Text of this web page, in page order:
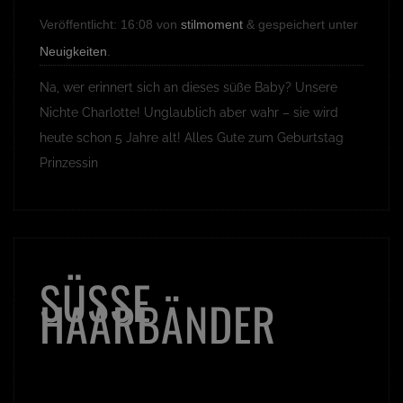
Veröffentlicht: 16:08 von stilmoment & gespeichert unter
Neuigkeiten
Na, wer erinnert sich an dieses süße Baby? Unsere
Nichte Charlotte! Unglaublich aber wahr – sie wird
heute schon 5 Jahre alt! Alles Gute zum Geburtstag
Prinzessin
SÜSSE H
AARBÄNDER